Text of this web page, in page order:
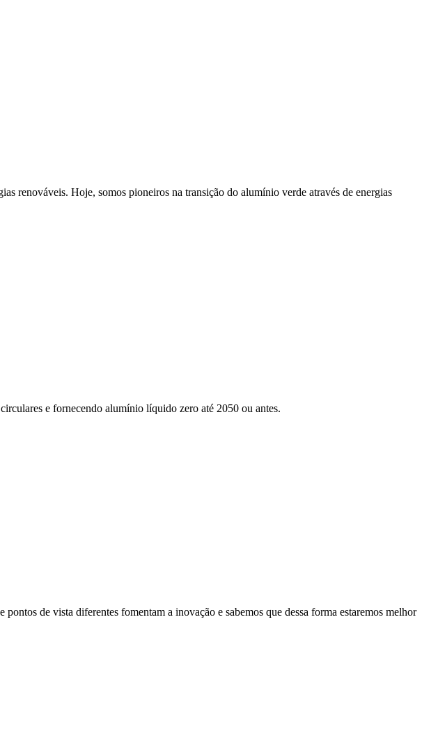
renováveis. Hoje, somos pioneiros na transição do alumínio verde através de energias
e fornecendo alumínio líquido zero até 2050 ou antes.
de vista diferentes fomentam a inovação e sabemos que dessa forma estaremos melhor